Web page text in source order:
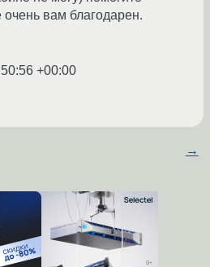
очень вам благодарен.
+00:00
→